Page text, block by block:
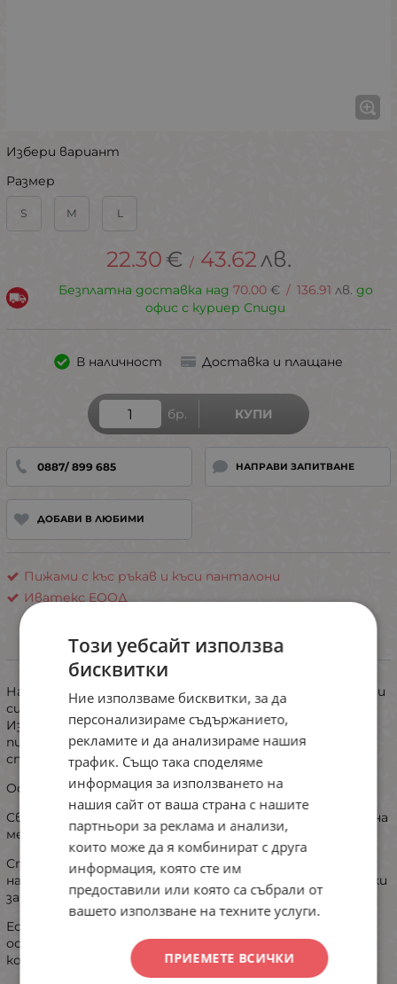
Избери вариант
Размер
S M L
22.30 € / 43.62 лв.
Безплатна доставка над 70.00 € / 136.91 лв. до
офис с куриер Спиди
В наличност Доставка и плащане
бр. КУПИ
0887/ 899 685 НАПРАВИ ЗАПИТВАНЕ
ДОБАВИ В ЛЮБИМИ
Пижами с къс ръкав и къси панталони
Иватекс ЕООД
ИНФОРМАЦИЯ
​Насладете се на перфектния баланс между комфорт и
симпатичен дизайн с този комплект от две части.
Изработена от висококачествена материя, тази
пижама е идеална за релакс след дълъг ден или за
спокоен сън.
​Основни предимства:
​Свеж дизайн: Горна част в цвят екрю с нежен принт на
мече и чаша кафе – за истинско „cosy“ настроение.
​Стилен контраст: Комфортни къси панталонки в
наситено тъмносиньо, оборудвани с практични връзки
за регулиране на талията.
​Естествена материя: Мек и дишащ памук, който
осигурява оптимален топлинен комфорт и не дразни
кожата.
Този уебсайт използва
бисквитки
Ние използваме бисквитки, за да
персонализираме съдържанието,
рекламите и да анализираме нашия
трафик. Също така споделяме
информация за използването на
нашия сайт от ваша страна с нашите
партньори за реклама и анализи,
които може да я комбинират с друга
информация, която сте им
предоставили или която са събрали от
вашето използване на техните услуги.
ПРИЕМЕТЕ ВСИЧКИ